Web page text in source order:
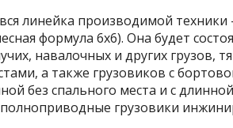
линейка производимой
формула 6х6). Она будет
навалочных и других грузов,
а также грузовиков с
без спального места и с
грузовики